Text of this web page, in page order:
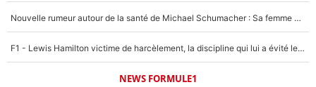
Nouvelle rumeur autour de la santé de Michael Schumacher : Sa femme Corinna sort du silence
F1 - Lewis Hamilton victime de harcèlement, la discipline qui lui a évité le pire : «J'aurais probablement mal tourné»
NEWS FORMULE1